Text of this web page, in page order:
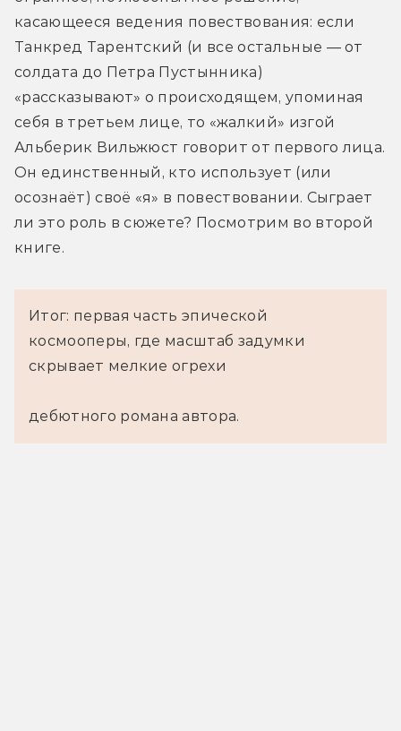
касающееся ведения повествования: если
Танкред Тарентский (и все остальные — от
солдата до Петра Пустынника)
«рассказывают» о происходящем, упоминая
себя в третьем лице, то «жалкий» изгой
Альберик Вильжюст говорит от первого лица.
Он единственный, кто использует (или
осознаёт) своё «я» в повествовании. Сыграет
ли это роль в сюжете? Посмотрим во второй
книге.
Итог: первая часть эпической
космооперы, где масштаб задумки
скрывает мелкие огрехи
дебютного романа автора.